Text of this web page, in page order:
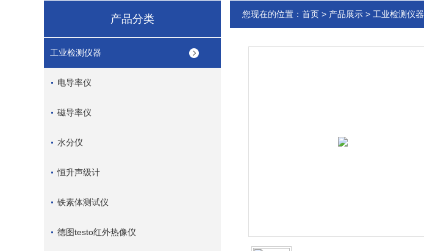
产品分类
工业检测仪器
电导率仪
磁导率仪
水分仪
恒升声级计
铁素体测试仪
德图testo红外热像仪
您现在的位置： 首页 > 产品展示 > 工业检测仪器